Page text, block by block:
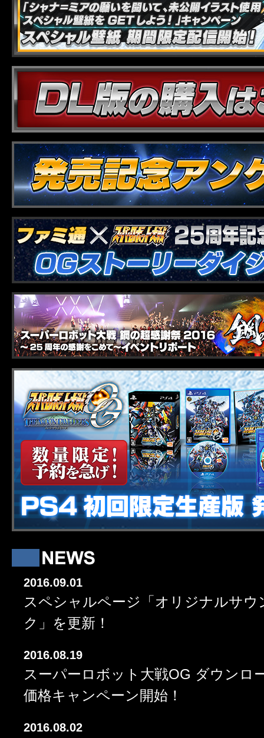
2016.09.01
スペシャルページ「オリジナルサウ
ク」 を更新！
2016.08.19
スーパーロボット大戦OG ダウンロ
価格キャンペーン開始！
2016.08.02